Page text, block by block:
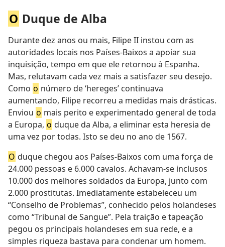
O Duque de Alba
Durante dez anos ou mais, Filipe II instou com as
autoridades locais nos Países-Baixos a apoiar sua
inquisição, tempo em que ele retornou à Espanha.
Mas, relutavam cada vez mais a satisfazer seu desejo.
Como o número de ‘hereges’ continuava
aumentando, Filipe recorreu a medidas mais drásticas.
Enviou o mais perito e experimentado general de toda
a Europa, o duque da Alba, a eliminar esta heresia de
uma vez por todas. Isto se deu no ano de 1567.
O duque chegou aos Países-Baixos com uma força de
24.000 pessoas e 6.000 cavalos. Achavam-se inclusos
10.000 dos melhores soldados da Europa, junto com
2.000 prostitutas. Imediatamente estabeleceu um
“Conselho de Problemas”, conhecido pelos holandeses
como “Tribunal de Sangue”. Pela traição e tapeação
pegou os principais holandeses em sua rede, e a
simples riqueza bastava para condenar um homem.